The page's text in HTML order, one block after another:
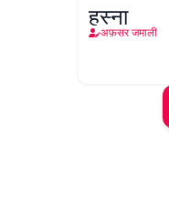
हुस्ना
अफ़सर जमाली